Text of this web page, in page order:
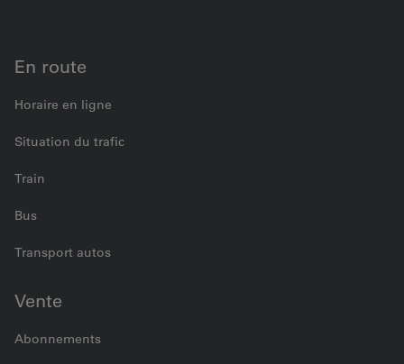
En route
Horaire en ligne
Situation du trafic
Train
Bus
Transport autos
Vente
Abonnements